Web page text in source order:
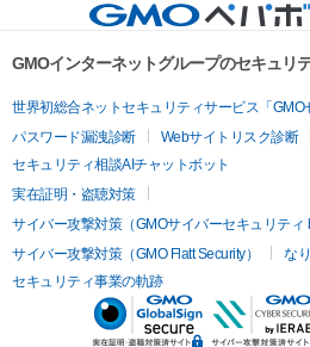
GMOインターネットグループのセキュリ
世界初総合ネットセキュリティサービス「GMO
パスワード漏洩診断
Webサイトリスク診断
セキュリティ相談AIチャットボット
実在証明・盗聴対策
サイバー攻撃対策（GMOサイバーセキュリティ
サイバー攻撃対策（GMO Flatt Security）
な
セキュリティ事業の軌跡